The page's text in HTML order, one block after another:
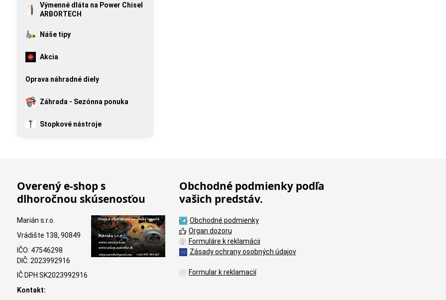
Výmenné dláta na Power Chisel
ARBORTECH
Náše tipy
Akcia
Oprava náhradné diely
Záhrada - Sezónna ponuka
Stopkové nástroje
Overený e-shop s
dlhoročnou skúsenosťou
Marián s.r.o.
Vrádište 138, 90849
IČO: 47546298
DIČ: 2023992916
IČ DPH:SK2023992916
Kontakt:
Obchodné podmienky podľa
vašich predstáv.
Obchodné podmienky
Organ dozoru
Formuláre k reklamácii
Zásady ochrany osobných údajov
Formular k reklamacií